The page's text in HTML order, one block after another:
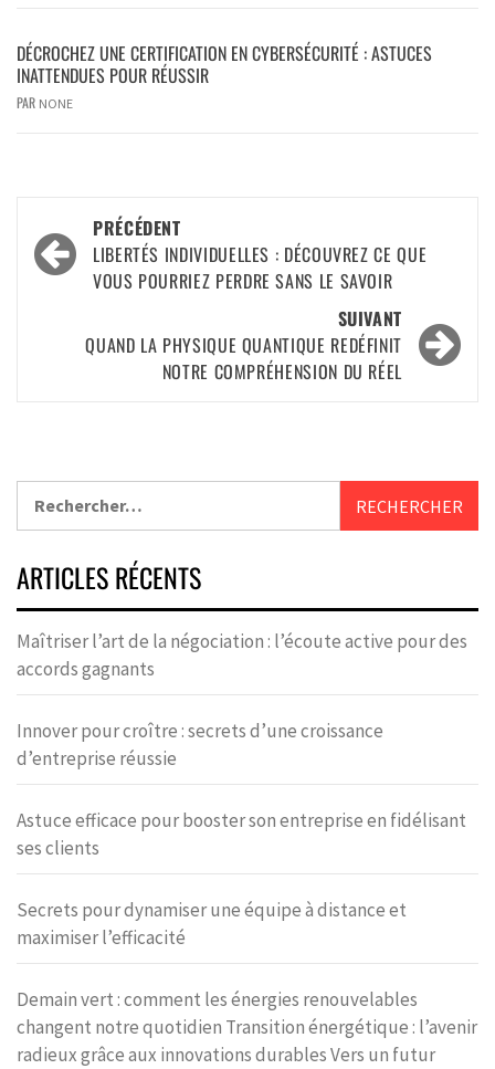
DÉCROCHEZ UNE CERTIFICATION EN CYBERSÉCURITÉ : ASTUCES
INATTENDUES POUR RÉUSSIR
PAR NONE
PRÉCÉDENT
LIBERTÉS INDIVIDUELLES : DÉCOUVREZ CE QUE
VOUS POURRIEZ PERDRE SANS LE SAVOIR
SUIVANT
QUAND LA PHYSIQUE QUANTIQUE REDÉFINIT
NOTRE COMPRÉHENSION DU RÉEL
ARTICLES RÉCENTS
Maîtriser l’art de la négociation : l’écoute active pour des
accords gagnants
Innover pour croître : secrets d’une croissance
d’entreprise réussie
Astuce efficace pour booster son entreprise en fidélisant
ses clients
Secrets pour dynamiser une équipe à distance et
maximiser l’efficacité
Demain vert : comment les énergies renouvelables
changent notre quotidien Transition énergétique : l’avenir
radieux grâce aux innovations durables Vers un futur